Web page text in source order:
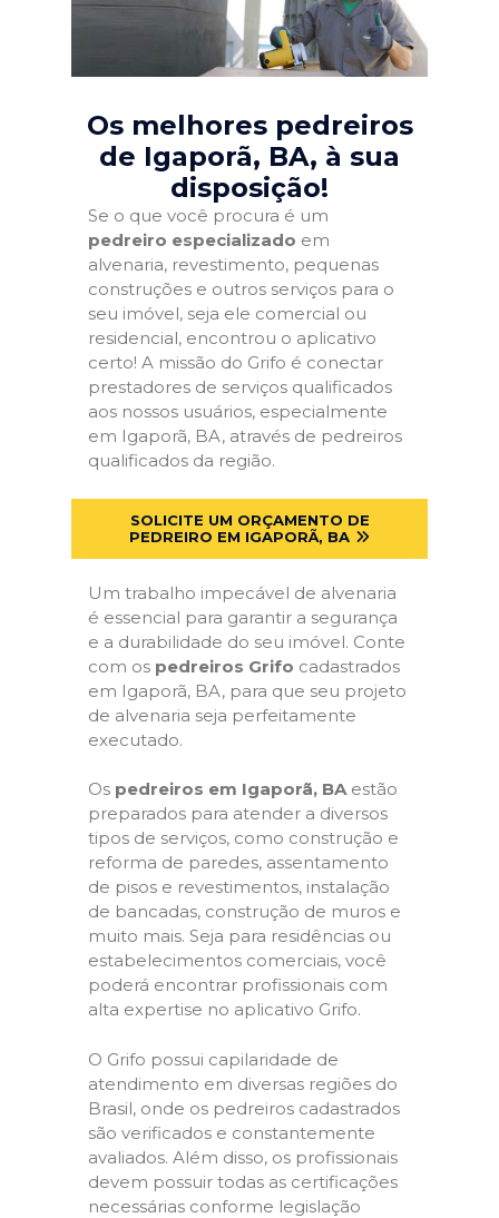
Os melhores pedreiros
de Igaporã, BA, à sua
disposição!
Se o que você procura é um
pedreiro especializado em
alvenaria, revestimento, pequenas
construções e outros serviços para o
seu imóvel, seja ele comercial ou
residencial, encontrou o aplicativo
certo! A missão do Grifo é conectar
prestadores de serviços qualificados
aos nossos usuários, especialmente
em Igaporã, BA, através de pedreiros
qualificados da região.
SOLICITE UM ORÇAMENTO DE
PEDREIRO EM IGAPORÃ, BA
Um trabalho impecável de alvenaria
é essencial para garantir a segurança
e a durabilidade do seu imóvel. Conte
com os pedreiros Grifo cadastrados
em Igaporã, BA, para que seu projeto
de alvenaria seja perfeitamente
executado.
Os pedreiros em Igaporã, BAestão
preparados para atender a diversos
tipos de serviços, como construção e
reforma de paredes, assentamento
de pisos e revestimentos, instalação
de bancadas, construção de muros e
muito mais. Seja para residências ou
estabelecimentos comerciais, você
poderá encontrar profissionais com
alta expertise no aplicativo Grifo.
O Grifo possui capilaridade de
atendimento em diversas regiões do
Brasil, onde os pedreiros cadastrados
são verificados e constantemente
avaliados. Além disso, os profissionais
devem possuir todas as certificações
necessárias conforme legislação